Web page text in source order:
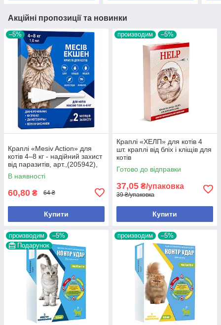
Акційні пропозиції та новинки
–5%
Краплі «Mesiv Action» для
котів 4–8 кг - надійний захист
від паразитів, арт.,(205942),
4-8 кг
В наявності
60,80 ₴ 64 ₴
Купити
производим –5%
Краплі «ХЕЛП» для котів 4
шт. краплі від бліх і кліщів для
котів
Готово до відправки
37,05 ₴/упаковка
39 ₴/упаковка
Купити
производим
–5%
Подарунок
производим –5%